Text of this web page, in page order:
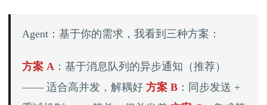
Agent：基于你的需求，我看到三种方案：
方案 A ：基于消息队列的异步通知（推荐）
—— 适合高并发，解耦好方案 B ：同步发送 +